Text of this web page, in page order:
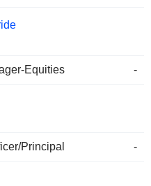
Equities -
Principal -